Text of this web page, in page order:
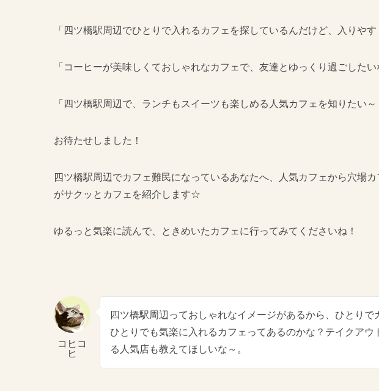
「四ツ橋駅周辺でひとりで入れるカフェを探しているんだけど、入りや
「コーヒーが美味しくておしゃれなカフェで、友達とゆっくり過ごしたい
「四ツ橋駅周辺で、ランチもスイーツも楽しめる人気カフェを知りたい～
お待たせしました！
四ツ橋駅周辺でカフェ難民になっているあなたへ、人気カフェから穴場
がサクッとカフェを紹介します☆
ゆるっと気楽に読んで、ときめいたカフェに行ってみてくださいね！
コヒコ
ヒ
四ツ橋駅周辺っておしゃれなイメージがあるから、ひとりで
ひとりでも気楽に入れるカフェってあるのかな？テイクアウ
る人気店も教えてほしいな～。